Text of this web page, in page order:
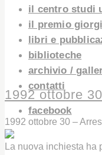
il centro studi
il premio
libri e
biblioteche
archivio /
contatti
facebook
1992 ottobre
1992 ottobre 30 –
La nuova inchiesta